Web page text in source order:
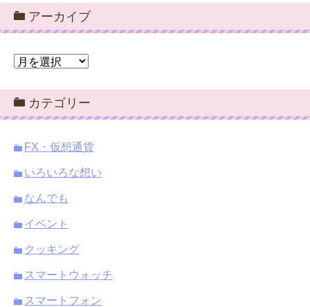
アーカイブ
ア
カ
イ
ブ
カテゴリー
FX・仮想通貨
いろいろな想い
なんでも
イベント
クッキング
スマートウォッチ
スマートフォン